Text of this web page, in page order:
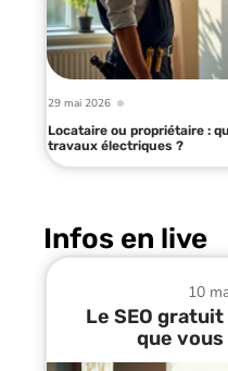
29 mai 2026
Locataire ou propriétaire :
travaux électriques ?
Infos en live
10
Le SEO
que